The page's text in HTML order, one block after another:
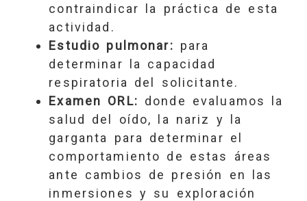
contraindicar la práctica de esta
actividad.
Estudio pulmonar: para
determinar la capacidad
respiratoria del solicitante.
Examen ORL: donde evaluamos la
salud del oído, la nariz y la
garganta para determinar el
comportamiento de estas áreas
ante cambios de presión en las
inmersiones y su exploración